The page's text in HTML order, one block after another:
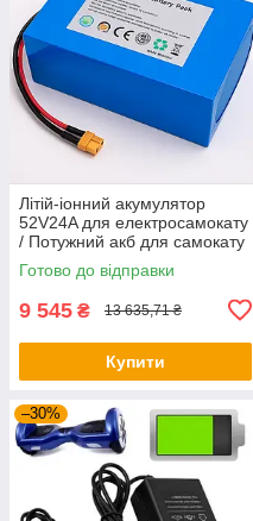
Літій-іонний акумулятор
52V24A для електросамокату
/ Потужний акб для самокату
/ Акумулятор Li-Ion
Готово до відправки
9 545 ₴ 13 635,71 ₴
Купити
–30%